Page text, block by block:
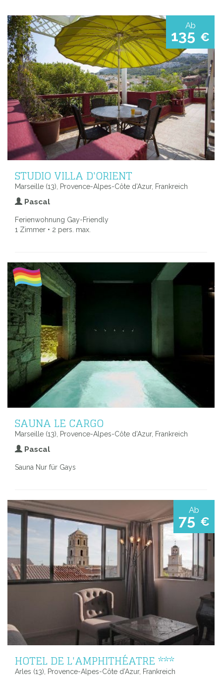
Ab
135 €
STUDIO VILLA D'ORIENT
Marseille (13), Provence-Alpes-Côte d’Azur, Frankreich
Pascal
Ferienwohnung Gay-Friendly
1 Zimmer • 2 pers. max.
SAUNA LE CARGO
Marseille (13), Provence-Alpes-Côte d’Azur, Frankreich
Pascal
Sauna Nur für Gays
Ab
75 €
HOTEL DE L'AMPHITHÉATRE ***
Arles (13), Provence-Alpes-Côte d’Azur, Frankreich